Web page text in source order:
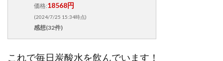
価格:18568円
(2024/7/25 15:34時点)
感想(32件)
これで毎日炭酸水を飲んでいます！